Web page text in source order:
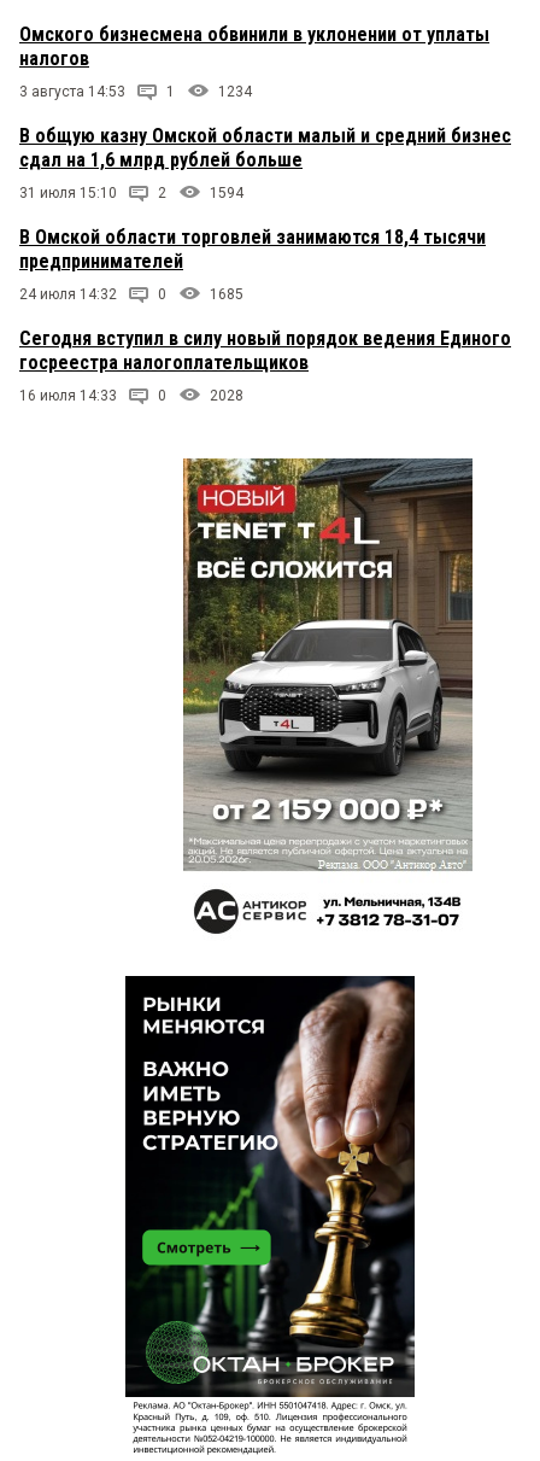
Омского бизнесмена обвинили в уклонении от уплаты
налогов
3 августа 14:53 1 1234
В общую казну Омской области малый и средний бизнес
сдал на 1,6 млрд рублей больше
31 июля 15:10 2 1594
В Омской области торговлей занимаются 18,4 тысячи
предпринимателей
24 июля 14:32 0 1685
Сегодня вступил в силу новый порядок ведения Единого
госреестра налогоплательщиков
16 июля 14:33 0 2028